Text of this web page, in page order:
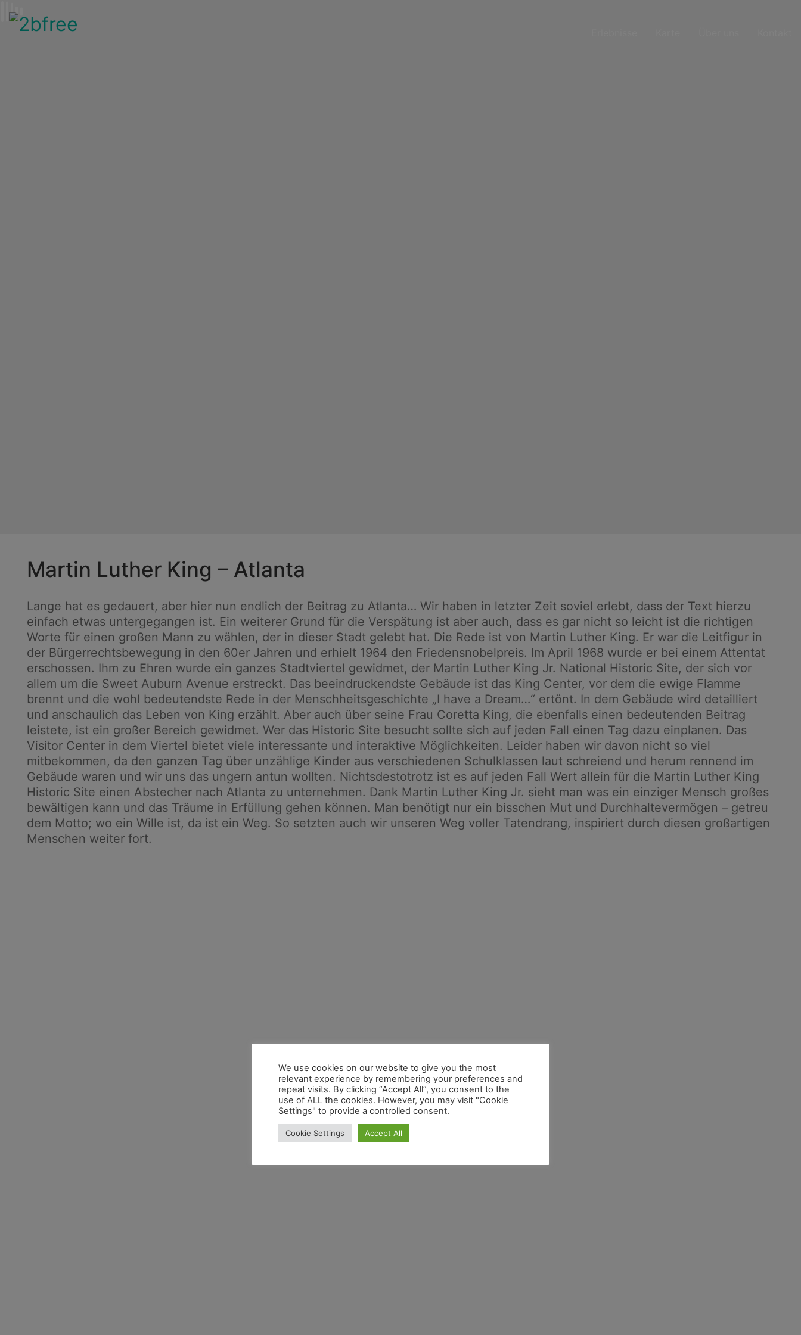
Martin Luther King – Atlanta
Lange hat es gedauert, aber hier nun endlich der Beitrag zu Atlanta… Wir haben in letzter Zeit soviel erlebt, dass der Text hierzu
einfach etwas untergegangen ist. Ein weiterer Grund für die Verspätung ist aber auch, dass es gar nicht so leicht ist die richtigen
Worte für einen großen Mann zu wählen, der in dieser Stadt gelebt hat. Die Rede ist von Martin Luther King. Er war die Leitfigur in
der Bürgerrechtsbewegung in den 60er Jahren und erhielt 1964 den Friedensnobelpreis. Im April 1968 wurde er bei einem Attentat
erschossen. Ihm zu Ehren wurde ein ganzes Stadtviertel gewidmet, der Martin Luther King Jr. National Historic Site, der sich vor
allem um die Sweet Auburn Avenue erstreckt. Das beeindruckendste Gebäude ist das King Center, vor dem die ewige Flamme
brennt und die wohl bedeutendste Rede in der Menschheitsgeschichte „I have a Dream…“ ertönt. In dem Gebäude wird detailliert
und anschaulich das Leben von King erzählt. Aber auch über seine Frau Coretta King, die ebenfalls einen bedeutenden Beitrag
leistete, ist ein großer Bereich gewidmet. Wer das Historic Site besucht sollte sich auf jeden Fall einen Tag dazu einplanen. Das
Visitor Center in dem Viertel bietet viele interessante und interaktive Möglichkeiten. Leider haben wir davon nicht so viel
mitbekommen, da den ganzen Tag über unzählige Kinder aus verschiedenen Schulklassen laut schreiend und herum rennend im
Gebäude waren und wir uns das ungern antun wollten. Nichtsdestotrotz ist es auf jeden Fall Wert allein für die Martin Luther King
Historic Site einen Abstecher nach Atlanta zu unternehmen. Dank Martin Luther King Jr. sieht man was ein einziger Mensch großes
bewältigen kann und das Träume in Erfüllung gehen können. Man benötigt nur ein bisschen Mut und Durchhaltevermögen – getreu
dem Motto; wo ein Wille ist, da ist ein Weg. So setzten auch wir unseren Weg voller Tatendrang, inspiriert durch diesen großartigen
Menschen weiter fort.
We use cookies on our website to give you the most
relevant experience by remembering your preferences and
repeat visits. By clicking “Accept All”, you consent to the
use of ALL the cookies. However, you may visit "Cookie
Settings" to provide a controlled consent.
Cookie Settings Accept All